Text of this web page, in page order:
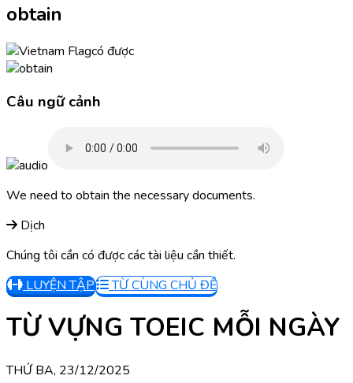
obtain
có được
Câu ngữ cảnh
We need to obtain the necessary documents.
Dịch
Chúng tôi cần có được các tài liệu cần thiết.
LUYỆN TẬP
TỪ CÙNG CHỦ ĐỀ
TỪ VỰNG TOEIC MỖI NGÀY
THỨ BA, 23/12/2025